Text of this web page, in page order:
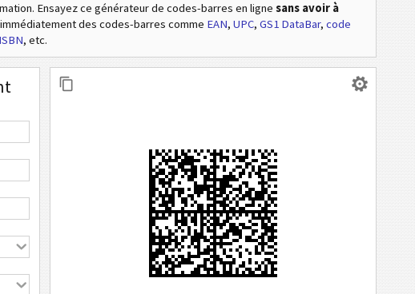
Ensayez ce générateur de codes-barres en ligne sans avoir à
des codes-barres comme EAN, UPC, GS1 DataBar, code
ISBN, etc.